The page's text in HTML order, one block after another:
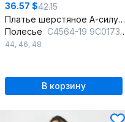
36.57 $42.15
Платье шерстяное А-силуэт с карманами и молнией
Полесье С4564-19 9С0173-Д43 164 м.синий
44, 46, 48
В корзину